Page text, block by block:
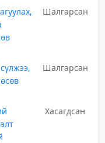
Шалгарсан
Шалгарсан
Хасагдсан